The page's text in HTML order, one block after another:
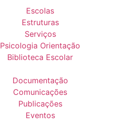
Escolas
Estruturas
Serviços
Psicologia Orientação
Biblioteca Escolar
Documentação
Comunicações
Publicações
Eventos